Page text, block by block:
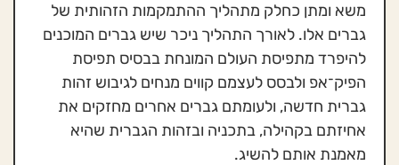
משא ומתן כחלק מתהליך ההתמקמות הזהותית של
גברים אלו. לאורך התהליך ניכר שיש גברים המוכנים
להיפרד מתפיסת העולם המונחת בבסיס תפיסת
הפיק־אפ ולבסס לעצמם קווים מנחים לגיבוש זהות
גברית חדשה, ולעומתם גברים אחרים מחזקים את
אחיזתם בקהילה, בתכניה ובזהות הגברית שהיא
מאמנת אותם להשיג.